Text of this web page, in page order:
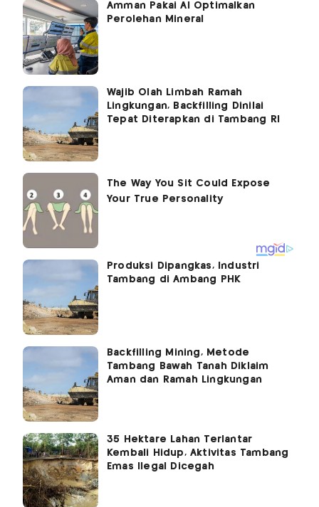
Amman Pakai AI Optimalkan
Perolehan Mineral
Wajib Olah Limbah Ramah
Lingkungan, Backfilling Dinilai
Tepat Diterapkan di Tambang RI
Produksi Dipangkas, Industri
Tambang di Ambang PHK
Backfilling Mining, Metode
Tambang Bawah Tanah Diklaim
Aman dan Ramah Lingkungan
35 Hektare Lahan Terlantar
Kembali Hidup, Aktivitas Tambang
Emas Ilegal Dicegah